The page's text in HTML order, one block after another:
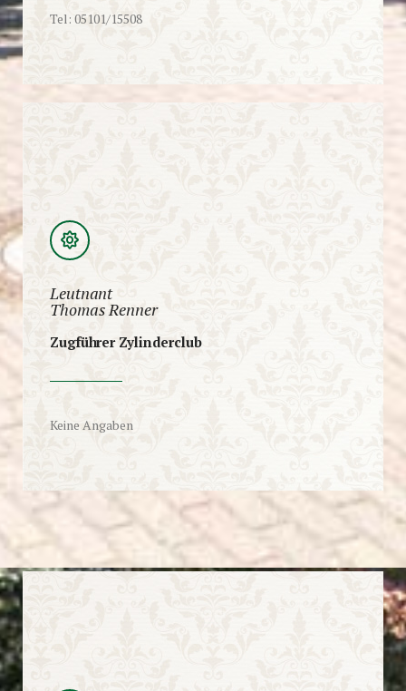
Tel: 05101/15508
Leutnant
Thomas Renner
Zugführer Zylinderclub
Keine Angaben